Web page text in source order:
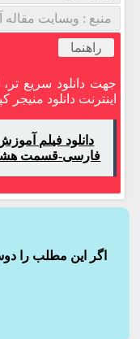
منبع : وبسایت مقاله
راهنما
جهت دانلود سریع تر،
اینترنت دانلود منیجر
فارسی-قسمت
اگر این مطلب را